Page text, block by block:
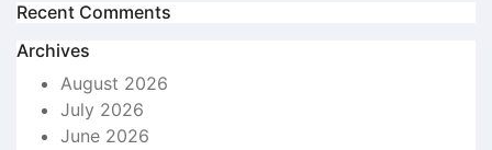
Recent Comments
Archives
August 2026
July 2026
June 2026